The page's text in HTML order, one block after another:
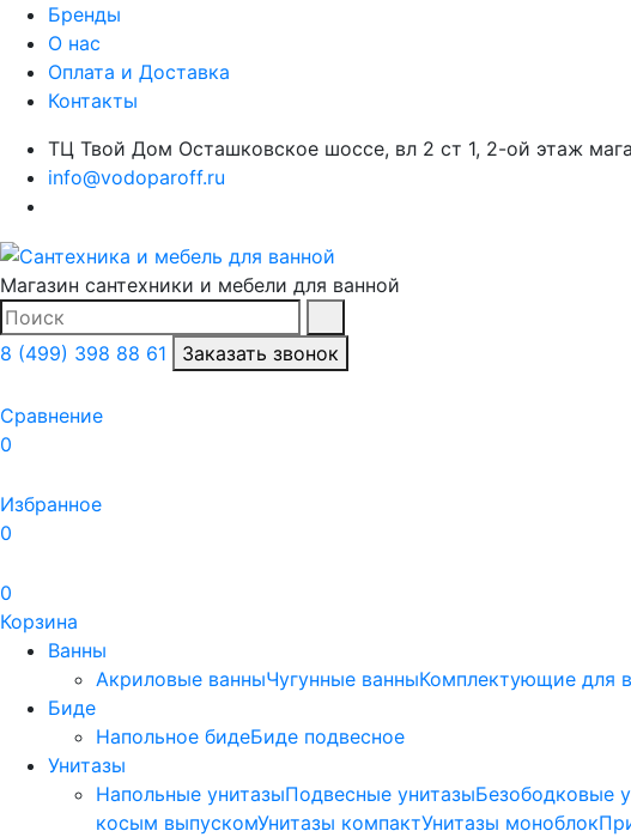
Бренды
О нас
Оплата и Доставка
Контакты
ТЦ Твой Дом Осташковское шоссе, вл 2 ст 1, 2-ой этаж
info@vodoparoff.ru
Магазин сантехники и мебели для ванной
Поиск
8 (499) 398 88 61
Заказать звонок
Сравнение
0
Избранное
0
0
Корзина
Ванны
Акриловые ванныЧугунные ванныКомплектующие для
Биде
Напольное бидеБиде пoдвеснoе
Унитазы
Напольные унитазыПодвесные унитазыБезободковые
косым выпускомУнитазы компактУнитазы моноблок